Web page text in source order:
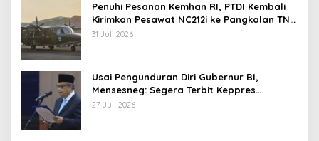
Penuhi Pesanan Kemhan RI, PTDI Kembali
Kirimkan Pesawat NC212i ke Pangkalan TNI
AU
31 Juli 2026
Usai Pengunduran Diri Gubernur BI,
Mensesneg: Segera Terbit Keppres
Pemberhentian dengan Hormat
27 Juli 2026